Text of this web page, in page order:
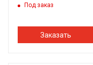
ИРБПод заказ
Заказать